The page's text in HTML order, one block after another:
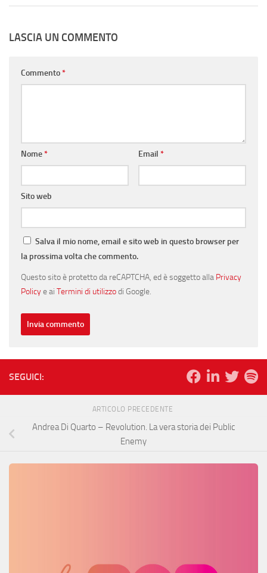
LASCIA UN COMMENTO
Commento*
Nome* Email *
Sito web
Salva il mio nome, email e sito web in questo browser per
la prossima volta che commento.
Questo sito è protetto da reCAPTCHA, ed è soggetto alla Privacy
Policye ai Termini di utilizzodi Google.
SEGUICI:
ARTICOLO PRECEDENTE
Andrea Di Quarto – Revolution. La vera storia dei Public
Enemy